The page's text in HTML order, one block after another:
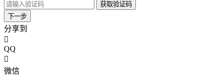
获取验证码
下一步
分享到
QQ
微信